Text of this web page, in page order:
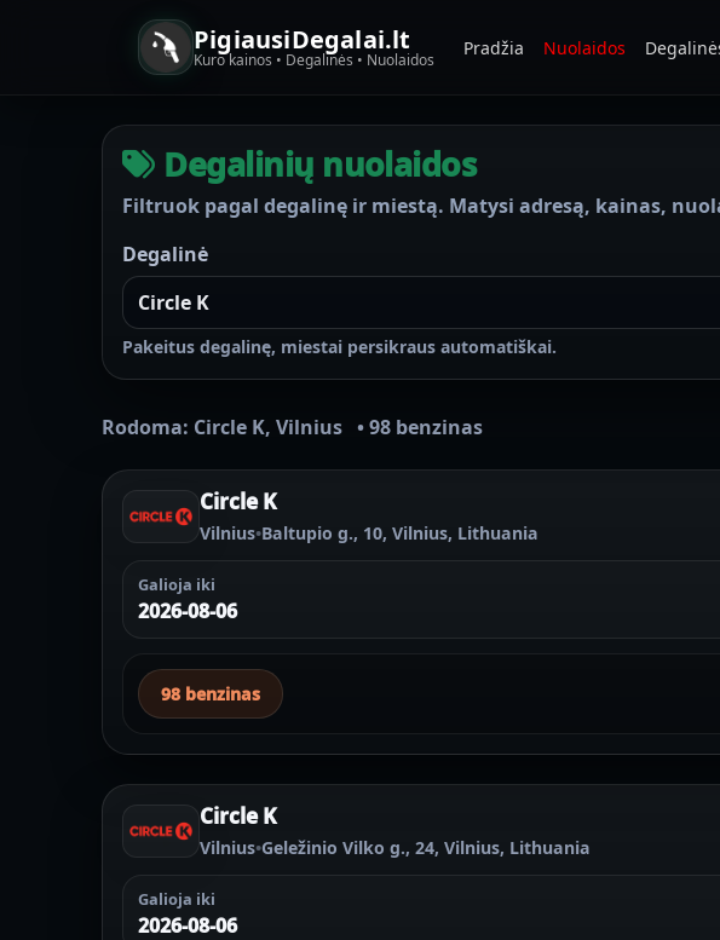
PigiausiDegalai.lt
Kuro kainos • Degalinės • Nuolaidos
Pradžia Nuolaidos
Degalinių nuolaidos
Filtruok pagal degalinę ir miestą. Matysi adresą, kainas,
Degalinė
Pakeitus degalinę, miestai persikraus automatiškai.
Rodoma: Circle K, Vilnius •98 benzinas
Circle K
Vilnius•Baltupio g., 10, Vilnius, Lithuania
Galioja iki
2026-08-06
98 benzinas
Circle K
Vilnius•Geležinio Vilko g., 24, Vilnius, Lithuania
Galioja iki
2026-08-06